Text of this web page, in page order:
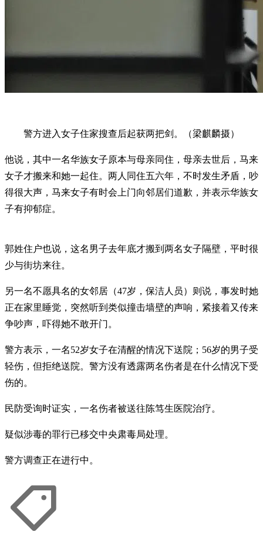
警方进入女子住家搜查后起获两把剑。（梁麒麟摄）
他说，其中一名华族女子原本与母亲同住，母亲去世后，马来
女子才搬来和她一起住。两人同住五六年，不时发生矛盾，吵
得很大声，马来女子有时会上门向邻居们道歉，并表示华族女
子有抑郁症。
郭姓住户也说，这名男子去年底才搬到两名女子隔壁，平时很
少与街坊来往。
另一名不愿具名的女邻居（47岁，保洁人员）则说，事发时她
正在家里睡觉，突然听到类似撞击墙壁的声响，紧接着又传来
争吵声，吓得她不敢开门。
警方表示，一名52岁女子在清醒的情况下送院；56岁的男子受
轻伤，但拒绝送院。警方没有透露两名伤者是在什么情况下受
伤的。
民防受询时证实，一名伤者被送往陈笃生医院治疗。
疑似涉毒的罪行已移交中央肃毒局处理。
警方调查正在进行中。